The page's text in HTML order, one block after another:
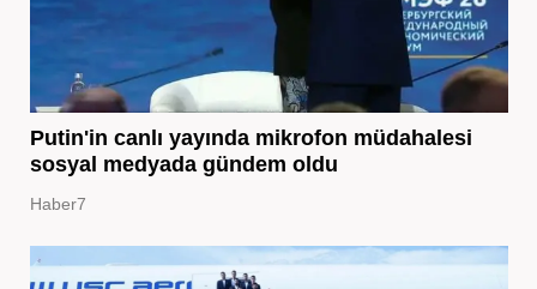
Putin'in canlı yayında mikrofon müdahalesi
sosyal medyada gündem oldu
Haber7